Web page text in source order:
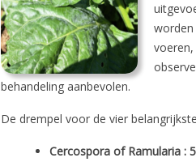
worden
behandeling aanbevolen.
De drempel voor de vier
Cercospora of Ramularia :